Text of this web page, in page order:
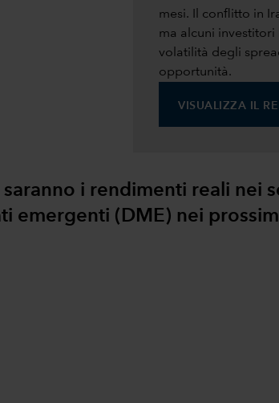
mesi. Il conflitto in
ma alcuni investitori
volatilità degli
opportunità.
VISUALIZZA IL
i rendimenti reali nei
emergenti (DME) nei